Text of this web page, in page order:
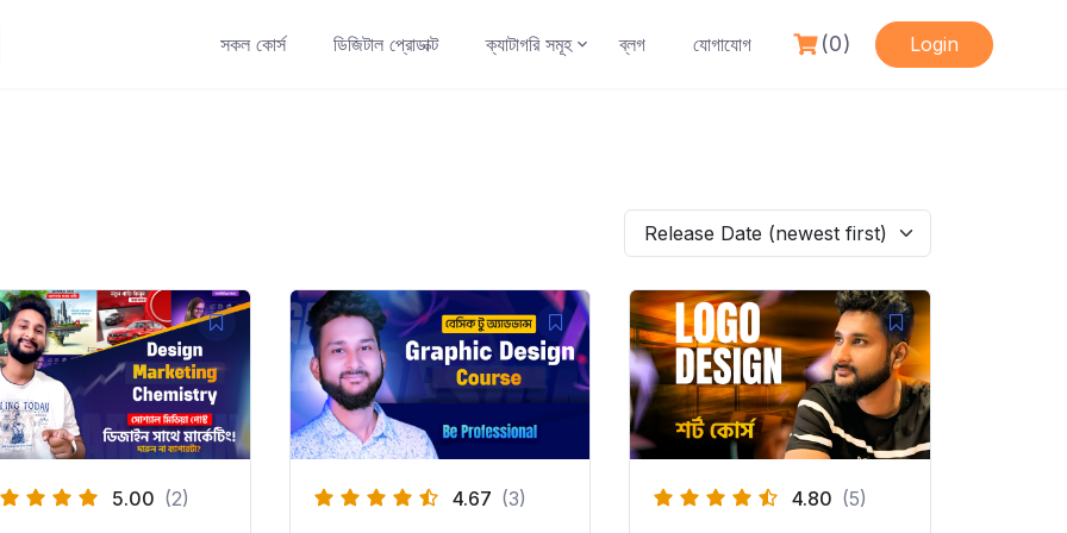
সকল কোর্স ডিজিটাল প্রোডাক্ট ক্যাটাগরি সমূহ ব্লগ যোগাযোগ (0) Login
Release Date (newest first)
5.00 (2) 4.67 (3) 4.80 (5)